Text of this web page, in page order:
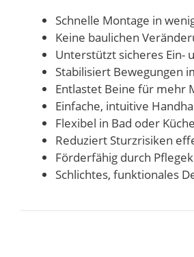
Schnelle Montage in
Keine baulichen
Unterstützt sicheres Ein-
Stabilisiert Bewegungen
Entlastet Beine für mehr
Einfache, intuitive
Flexibel in Bad oder
Reduziert Sturzrisiken
Förderfähig durch
Schlichtes, funktionales